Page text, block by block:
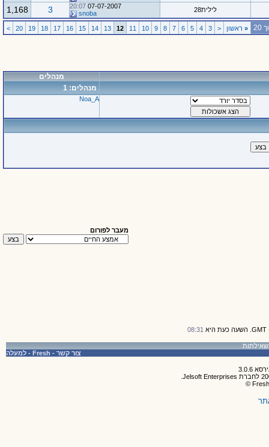
לילית28 07-07-2007
20:07
snoba
3
1,168
«ראשון <
3
4
5
6
7
8
9
10
11
12
13
14
15
16
17
18
19
20
>
מנהלים
מנהלים: 1
Noa_A
מעבר לפורום
08:31
צור קשר -
Fresh
- למעלה